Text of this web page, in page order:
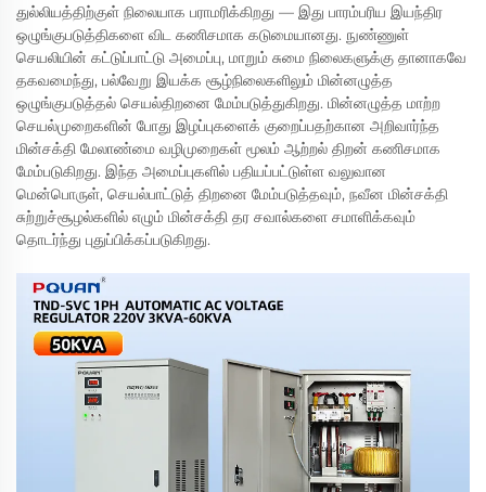
துல்லியத்திற்குள் நிலையாக பராமரிக்கிறது — இது பாரம்பரிய இயந்திர
ஒழுங்குபடுத்திகளை விட கணிசமாக கடுமையானது. நுண்ணுள்
செயலியின் கட்டுப்பாட்டு அமைப்பு, மாறும் சுமை நிலைகளுக்கு தானாகவே
தகவமைந்து, பல்வேறு இயக்க சூழ்நிலைகளிலும் மின்னழுத்த
ஒழுங்குபடுத்தல் செயல்திறனை மேம்படுத்துகிறது. மின்னழுத்த மாற்ற
செயல்முறைகளின் போது இழப்புகளைக் குறைப்பதற்கான அறிவார்ந்த
மின்சக்தி மேலாண்மை வழிமுறைகள் மூலம் ஆற்றல் திறன் கணிசமாக
மேம்படுகிறது. இந்த அமைப்புகளில் பதியப்பட்டுள்ள வலுவான
மென்பொருள், செயல்பாட்டுத் திறனை மேம்படுத்தவும், நவீன மின்சக்தி
சுற்றுச்சூழல்களில் எழும் மின்சக்தி தர சவால்களை சமாளிக்கவும்
தொடர்ந்து புதுப்பிக்கப்படுகிறது.